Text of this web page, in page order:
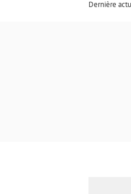
Dernière